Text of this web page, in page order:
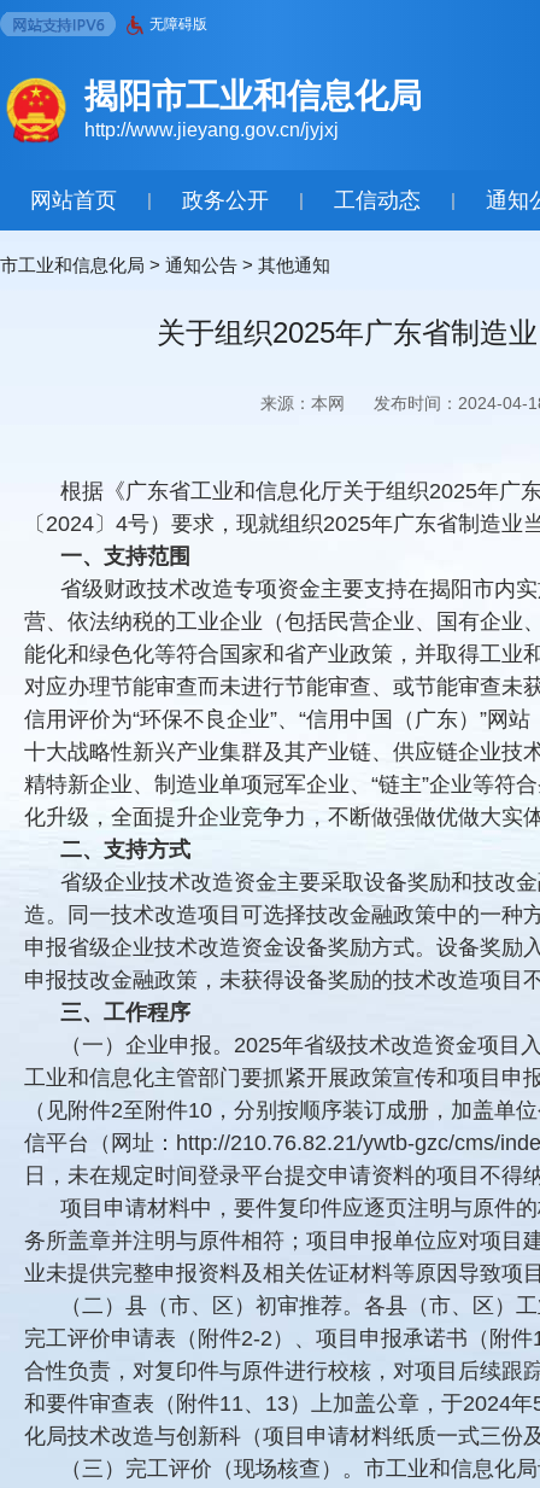
无障碍版
揭阳市工业和信息化局
http://www.jieyang.gov.cn/jyjxj
网站首页 | 政务公开 | 工信动态 | 通知
市工业和信息化局 > 通知公告 > 其他通知
关于组织2025年广东省制造
来源：本网 发布时间：2024-04-
根据《广东省工业和信息化厅关于组织2025年广
〔2024〕4号）要求，现就组织2025年广东省制造
一、支持范围
省级财政技术改造专项资金主要支持在揭阳市内
营、依法纳税的工业企业（包括民营企业、国有企业
能化和绿色化等符合国家和省产业政策，并取得工业
对应办理节能审查而未进行节能审查、或节能审查未
信用评价为“环保不良企业”、“信用中国（广东）”网
十大战略性新兴产业集群及其产业链、供应链企业技
精特新企业、制造业单项冠军企业、“链主”企业等符
化升级，全面提升企业竞争力，不断做强做优做大实
二、支持方式
省级企业技术改造资金主要采取设备奖励和技改
造。同一技术改造项目可选择技改金融政策中的一种
申报省级企业技术改造资金设备奖励方式。设备奖励
申报技改金融政策，未获得设备奖励的技术改造项目
三、工作程序
（一）企业申报。2025年省级技术改造资金项
工业和信息化主管部门要抓紧开展政策宣传和项目申
（见附件2至附件10，分别按顺序装订成册，加盖单
信平台（网址：http://210.76.82.21/ywtb-gzc/cms/
日，未在规定时间登录平台提交申请资料的项目不得
项目申请材料中，要件复印件应逐页注明与原件
务所盖章并注明与原件相符；项目申报单位应对项目
业未提供完整申报资料及相关佐证材料等原因导致项
（二）县（市、区）初审推荐。各县（市、区）
完工评价申请表（附件2-2）、项目申报承诺书（附
合性负责，对复印件与原件进行校核，对项目后续跟
和要件审查表（附件11、13）上加盖公章，于2024
化局技术改造与创新科（项目申请材料纸质一式三份
（三）完工评价（现场核查）。市工业和信息化